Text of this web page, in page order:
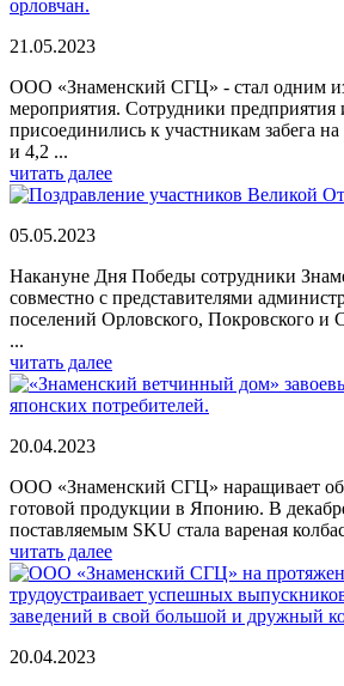
21.05.2023
ООО «Знаменский СГЦ» - стал одним
мероприятия. Сотрудники предприятия
присоединились к участникам забега
и 4,2 ...
читать далее
05.05.2023
Накануне Дня Победы сотрудники
совместно с представителями
поселений Орловского, Покровского и
...
читать далее
20.04.2023
ООО «Знаменский СГЦ» наращивает
готовой продукции в Японию. В
поставляемым SKU стала вареная
читать далее
20.04.2023